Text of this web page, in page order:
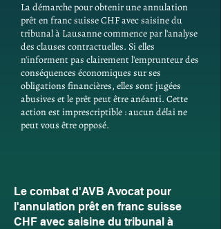
La démarche pour obtenir une annulation
prêt en franc suisse CHF avec saisine du
tribunal à Lausanne commence par l'analyse
des clauses contractuelles. Si elles
n'informent pas clairement l'emprunteur des
conséquences économiques sur ses
obligations financières, elles sont jugées
abusives et le prêt peut être anéanti. Cette
action est imprescriptible : aucun délai ne
peut vous être opposé.
Le combat d'AVB Avocat pour
l'annulation prêt en franc suisse
CHF avec saisine du tribunal à